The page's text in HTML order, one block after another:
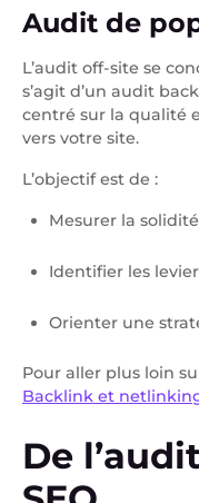
Audit de
L’audit off-site se
s’agit d’un audit
centré sur la qualité
vers votre site.
L’objectif est de :
Mesurer la
Identifier les
Orienter une
Pour aller plus loin
Backlink et
De